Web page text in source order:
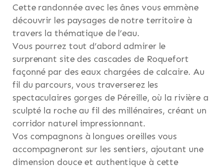
Cette randonnée avec les ânes vous emmène
découvrir les paysages de notre territoire à
travers la thématique de l’eau.
Vous pourrez tout d’abord admirer le
surprenant site des cascades de Roquefort
façonné par des eaux chargées de calcaire. Au
fil du parcours, vous traverserez les
spectaculaires gorges de Péreille, où la rivière a
sculpté la roche au fil des millénaires, créant un
corridor naturel impressionnant.
Vos compagnons à longues oreilles vous
accompagneront sur les sentiers, ajoutant une
dimension douce et authentique à cette